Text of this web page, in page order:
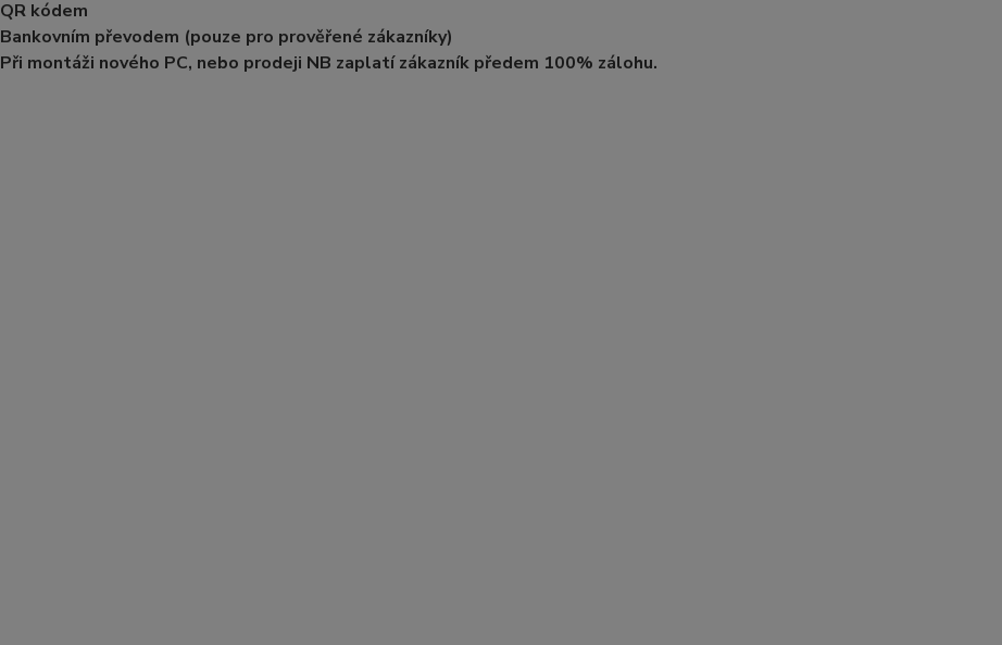
QR kódem
Bankovním převodem (pouze pro prověřené zákazníky)
Při montáži nového PC, nebo prodeji NB zaplatí zákazník předem 100% zálohu.